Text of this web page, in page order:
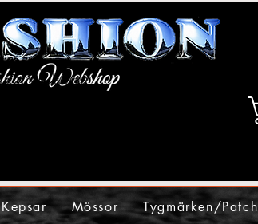
Kepsar Mössor Tygmärken/Patch